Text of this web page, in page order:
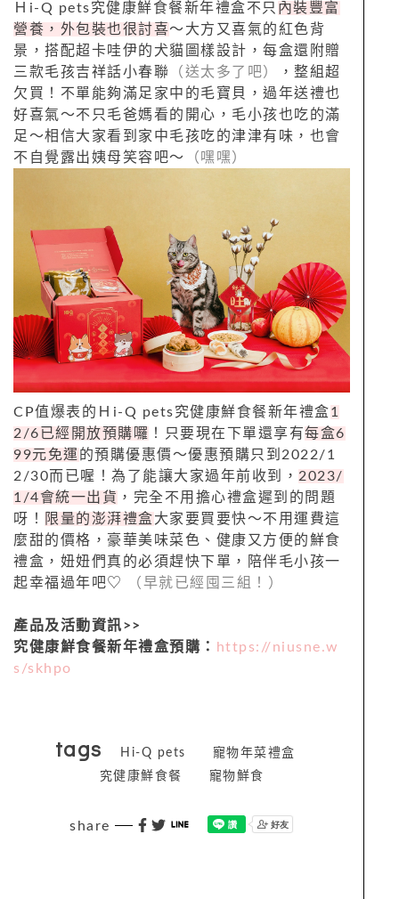
Ｈi-Q pets究健康鮮食餐新年禮盒不只 內裝豐富
營養，外包裝也很討喜～大方又喜氣的紅色背
景，搭配超卡哇伊的犬貓圖樣設計，每盒還附贈
三款毛孩吉祥話小春聯 （送太多了吧）
，整組超
欠買！不單能夠滿足家中的毛寶貝，過年送禮也
好喜氣～不只毛爸媽看的開心，毛小孩也吃的滿
足～相信大家看到家中毛孩吃的津津有味，也會
不自覺露出姨母笑容吧～
（嘿嘿）
CP值爆表的Ｈi-Q pets究健康鮮食餐新年禮盒1
2/6已經開放預購囉 ！只要現在下單還享有每盒6
99元免運 的預購優惠價～優惠預購只到2022/1
2/30而已喔！為了能讓大家過年前收到， 2023/
1/4會統一出貨 ，完全不用擔心禮盒遲到的問題
呀！
限量的澎湃禮盒大家要買要快～不用運費這
麼甜的價格，豪華美味菜色、健康又方便的鮮食
禮盒，妞妞們真的必須趕快下單，陪伴毛小孩一
起幸福過年吧♡
（早就已經囤三組！）
產品及活動資訊>>
究健康鮮食餐新年禮盒預購：
https://niusne.w
s/skhpo
tags Hi-Q pets
寵物年菜禮盒
究健康鮮食餐
寵物鮮食
share